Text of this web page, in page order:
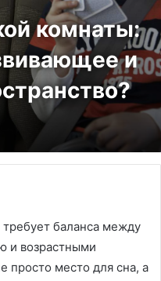
комнаты:
и
баланса между
и возрастными
просто место для сна, а